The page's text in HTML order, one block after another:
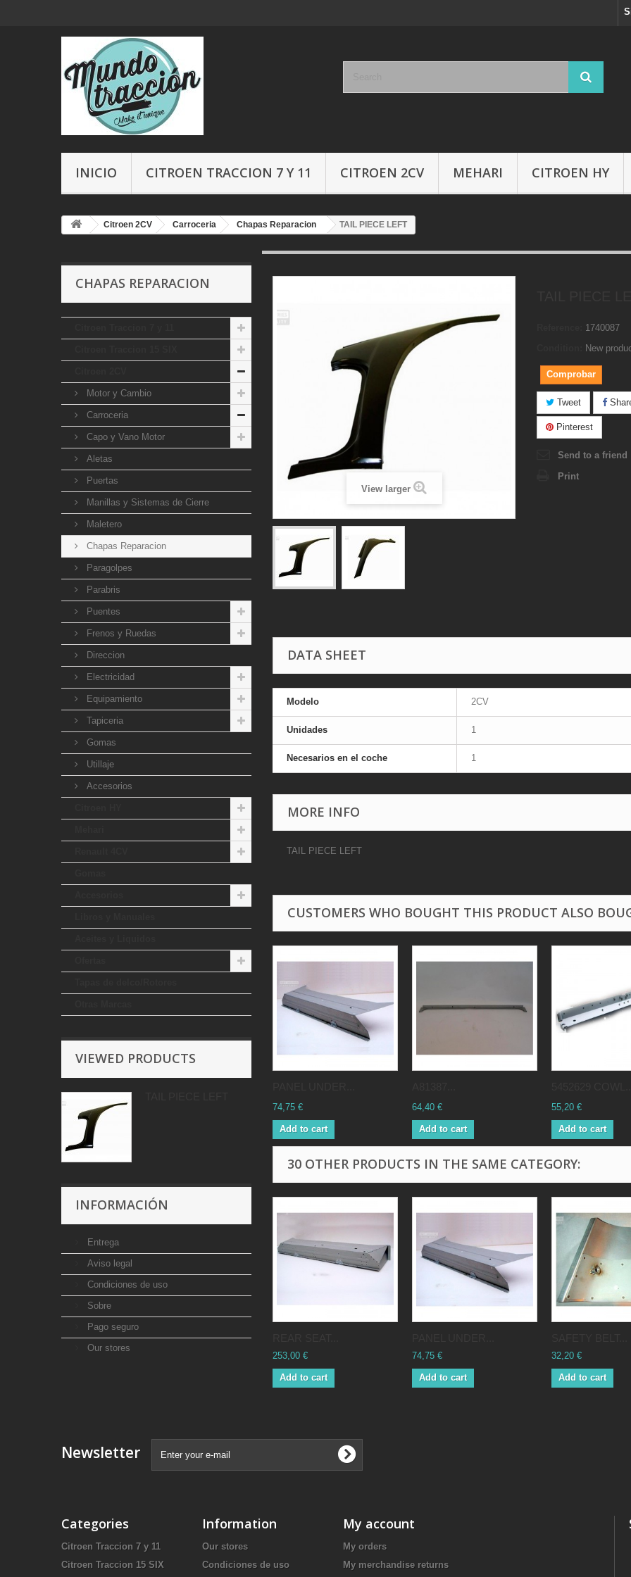
INICIO CITROEN TRACCION 7 Y 11 CITROEN 2CV MEHARI CITROEN HY
Citroen 2CV Carroceria Chapas Reparacion TAIL PIECE LEFT
CHAPAS REPARACION
Motor y Cambio
Carroceria
Capo y Vano Motor
Aletas
Puertas
Manillas y Sistemas de Cierre
Maletero
Chapas Reparacion
Paragolpes
Parabris
Puentes
Frenos y Ruedas
Direccion
Electricidad
Equipamiento
Tapiceria
Gomas
Utillaje
Accesorios
VIEWED PRODUCTS
INFORMACIÓN
Entrega
Aviso legal
Condiciones de uso
Sobre
Pago seguro
Our stores
View larger
1740087
New
Comprobar
Tweet
Pinterest
Send to a friend
Print
DATA SHEET
Modelo 2CV
Unidades 1
Necesarios en el coche 1
MORE INFO
TAIL PIECE LEFT
CUSTOMERS WHO BOUGHT THIS PRODUCT ALSO
74,75 €
Add to cart
64,40 €
Add to cart
55,20 €
Add to cart
30 OTHER PRODUCTS IN THE SAME CATEGORY:
253,00 €
Add to cart
74,75 €
Add to cart
32,20 €
Add to cart
Newsletter
Categories
Citroen Traccion 7 y 11
Citroen Traccion 15 SIX
Information
Our stores
Condiciones de uso
My account
My orders
My merchandise returns